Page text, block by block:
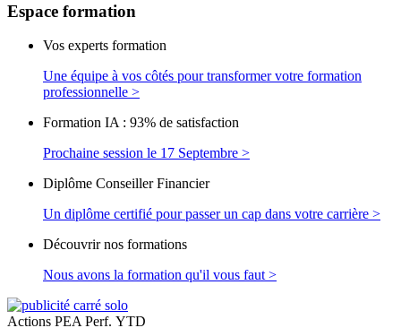
Espace formation
Vos experts formation
Une équipe à vos côtés pour transformer votre formation
professionnelle >
Formation IA : 93% de satisfaction
Prochaine session le 17 Septembre >
Diplôme Conseiller Financier
Un diplôme certifié pour passer un cap dans votre carrière >
Découvrir nos formations
Nous avons la formation qu'il vous faut >
Actions PEA Perf. YTD